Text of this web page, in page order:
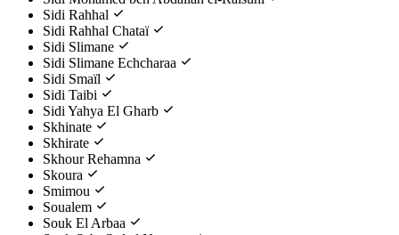
Sidi Rahhal
Sidi Rahhal Chataï
Sidi Slimane
Sidi Slimane Echcharaa
Sidi Smaïl
Sidi Taibi
Sidi Yahya El Gharb
Skhinate
Skhirate
Skhour Rehamna
Skoura
Smimou
Soualem
Souk El Arbaa